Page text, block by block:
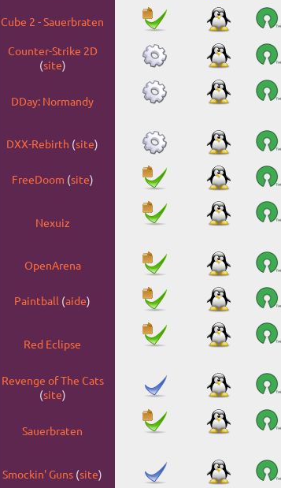
Cube 2 - Sauerbraten
Counter-Strike 2D
(site)
DDay: Normandy
DXX-Rebirth (site)
FreeDoom (site)
Nexuiz
OpenArena
Paintball (aide)
Red Eclipse
Revenge of The Cats
(site)
Sauerbraten
Smockin' Guns (site)